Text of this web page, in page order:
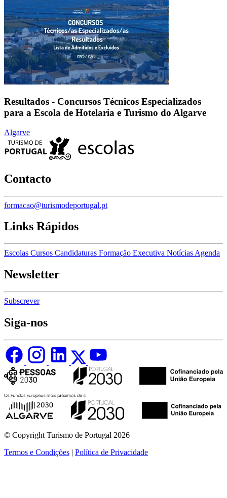
Resultados - Concursos Técnicos Especializados
para a Escola de Hotelaria e Turismo do Algarve
Algarve
Contacto
formacao@turismodeportugal.pt
Links Rápidos
Escolas Cursos Candidaturas Formação Executiva Notícias Agenda
Newsletter
Subscrever
Siga-nos
© Copyright Turismo de Portugal 2026
Termos e Condições | Política de Privacidade